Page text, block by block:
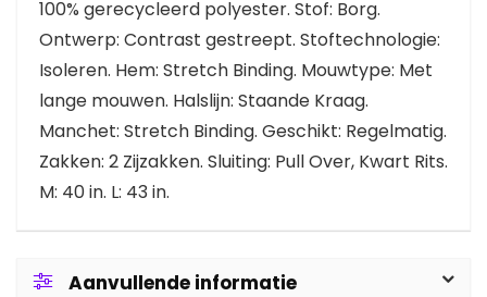
100% gerecycleerd polyester. Stof: Borg.
Ontwerp: Contrast gestreept. Stoftechnologie:
Isoleren. Hem: Stretch Binding. Mouwtype: Met
lange mouwen. Halslijn: Staande Kraag.
Manchet: Stretch Binding. Geschikt: Regelmatig.
Zakken: 2 Zijzakken. Sluiting: Pull Over, Kwart Rits.
M: 40 in. L: 43 in.
Aanvullende informatie